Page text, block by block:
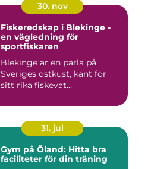
30. nov
Fiskeredskap i Blekinge -
en vägledning för
sportfiskaren
Blekinge är en pärla på
Sveriges östkust, känt för
sitt rika fiskevat...
31. jul
Gym på Öland: Hitta bra
faciliteter för din träning